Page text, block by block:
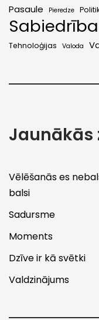
Pasaule Pieredze
Sabiedrība
Tehnoloģijas Valoda
Jaunākās
Vēlēšanās es
balsi
Sadursme
Moments
Dzīve ir kā svētki
Valdzinājums